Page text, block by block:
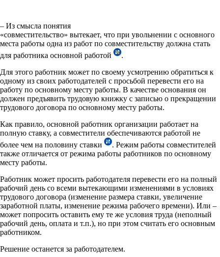
– Из смысла понятия
«совместительство» вытекает, что при увольнении с основного
места работы одна из работ по совместительству должна стать
для работника основной работой
.
Для этого работник может по своему усмотрению обратиться к
одному из своих работодателей с просьбой перевести его на
работу по основному месту работы. В качестве основания он
должен предъявить трудовую книжку с записью о прекращении
трудового договора по основному месту работы.
Как правило, основной работник организации работает на
полную ставку, а совместители обеспечиваются работой не
более чем на половину ставки
. Режим работы совместителей
также отличается от режима работы работников по основному
месту работы.
Работник может просить работодателя перевести его на полный
рабочий день со всеми вытекающими изменениями в условиях
трудового договора (изменение размера ставки, увеличение
заработной платы, изменение режима рабочего времени). Или –
может попросить оставить ему те же условия труда (неполный
рабочий день, оплата и т.п.), но при этом считать его основным
работником.
Решение останется за работодателем.